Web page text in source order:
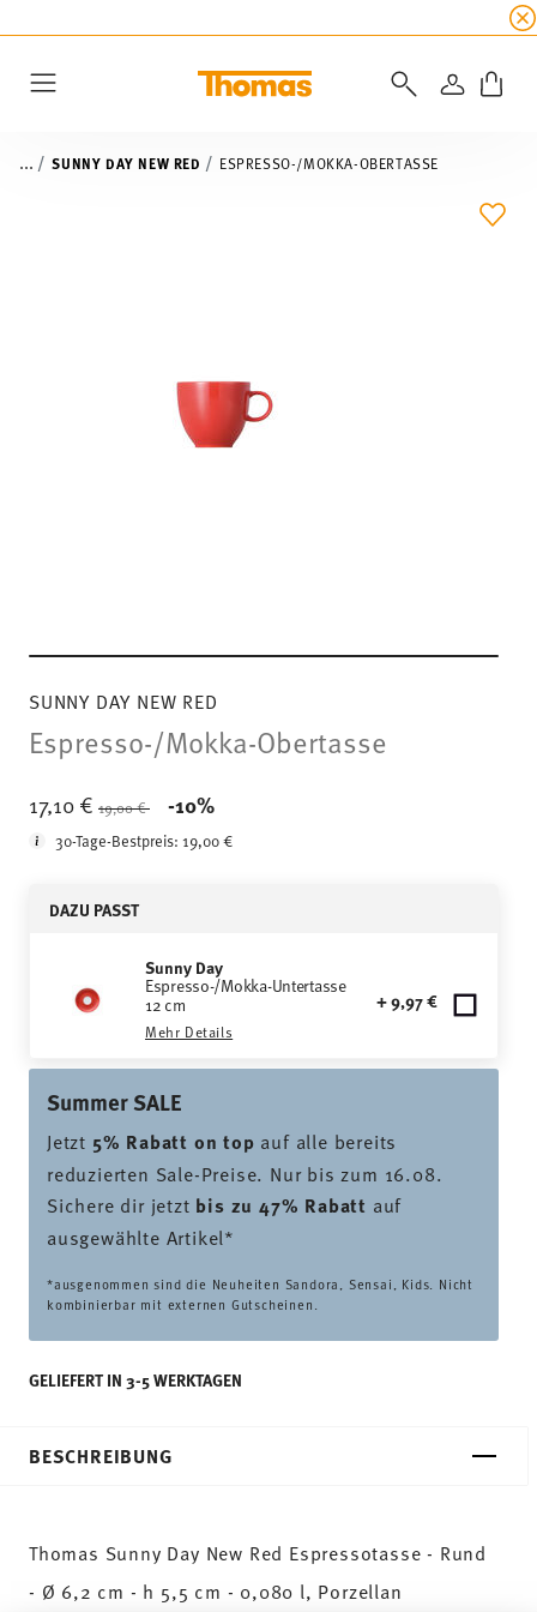
Bis
... SUNNY DAY NEW RED ESPRESSO-/MOKKA-OBERTASSE
SUNNY DAY NEW RED
Espresso-/Mokka-Obertasse
17,10 € Price reduced from
19,00 € -10%
30-Tage-Bestpreis:19,00 €
DAZU PASST
Sunny Day
Espresso-/Mokka-Untertasse
12 cm
Mehr Details
+ 9,97 €
Summer SALE
Jetzt 5% Rabatt on top auf alle bereits
reduzierten Sale-Preise. Nur bis zum 16.08.
Sichere dir jetzt bis zu 47% Rabatt auf
ausgewählte Artikel*
*ausgenommen sind die Neuheiten Sandora, Sensai, Kids. Nicht
kombinierbar mit externen Gutscheinen.
GELIEFERT IN 3-5 WERKTAGEN
ADD
BESCHREIBUNG
Thomas Sunny Day New Red Espressotasse - Rund
- Ø 6,2 cm - h 5,5 cm - 0,080 l, Porzellan